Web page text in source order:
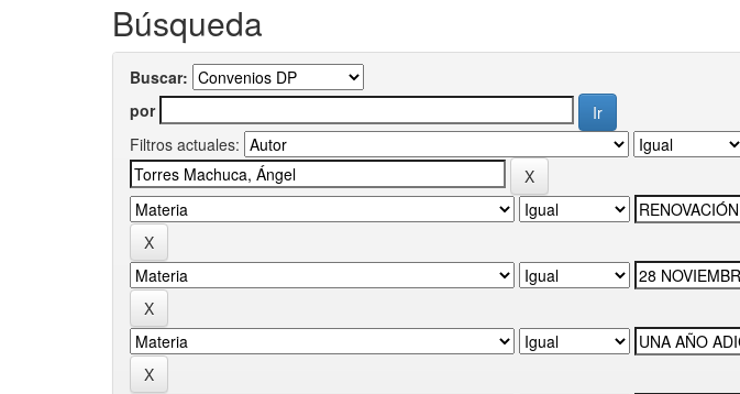
Búsqueda
Buscar:
por
Filtros actuales: